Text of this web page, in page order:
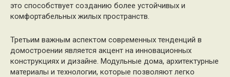
это способствует созданию более устойчивых и
комфортабельных жилых пространств.
Третьим важным аспектом современных тенденций в
домостроении является акцент на инновационных
конструкциях и дизайне. Модульные дома, архитектурные
материалы и технологии, которые позволяют легко